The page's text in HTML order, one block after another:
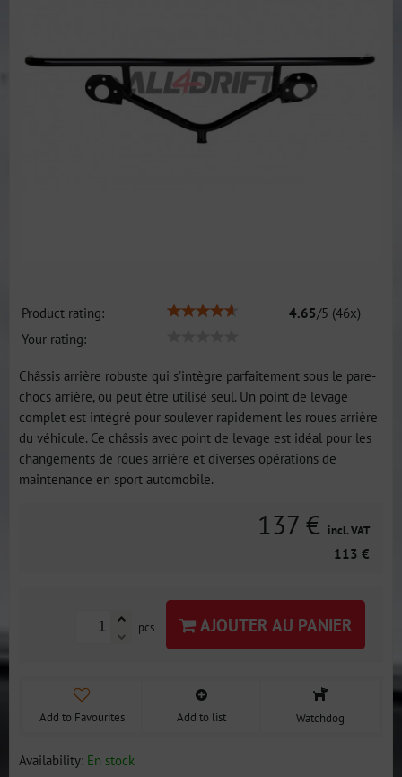
Product rating: 4.65/5 (46x)
Your rating:
Châssis arrière robuste qui s'intègre parfaitement sous le pare-
chocs arrière, ou peut être utilisé seul. Un point de levage
complet est intégré pour soulever rapidement les roues arrière
du véhicule. Ce châssis avec point de levage est idéal pour les
changements de roues arrière et diverses opérations de
maintenance en sport automobile.
137 € incl. VAT
113 €
pcs AJOUTER AU PANIER
Add to Favourites Add to list Watchdog
Availability: En stock